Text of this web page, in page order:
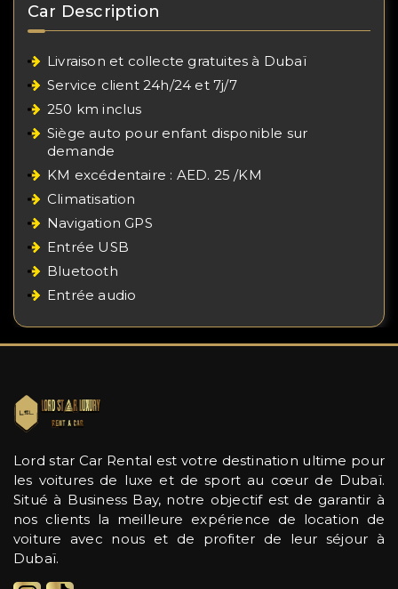
Car Description
Livraison et collecte gratuites à Dubaï
Service client 24h/24 et 7j/7
250 km inclus
Siège auto pour enfant disponible sur
demande
KM excédentaire : AED. 25 /KM
Climatisation
Navigation GPS
Entrée USB
Bluetooth
Entrée audio
Lord star Car Rental est votre destination ultime pour
les voitures de luxe et de sport au cœur de Dubaï.
Situé à Business Bay, notre objectif est de garantir à
nos clients la meilleure expérience de location de
voiture avec nous et de profiter de leur séjour à
Dubaï.